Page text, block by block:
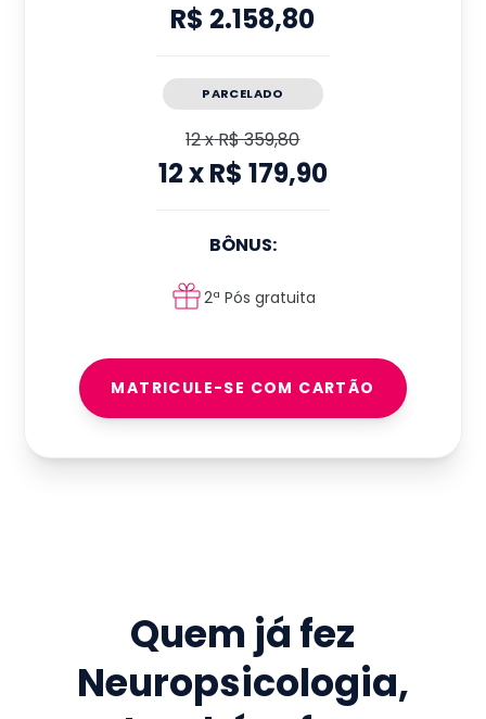
R$ 2.158,80
PARCELADO
12xR$ 359,80
12xR$ 179,90
BÔNUS:
2ª Pós gratuita
MATRICULE-SE COM CARTÃO
Quem já fez
Neuropsicologia,